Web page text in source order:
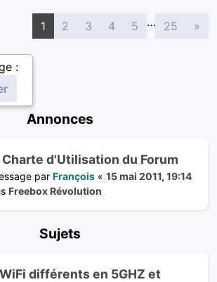
:
1 2 3 4 5 … 25 »
Annonces
Charte d'Utilisation du Forum
par François « 15 mai 2011, 19:14
Freebox Révolution
Sujets
différents en 5GHZ et